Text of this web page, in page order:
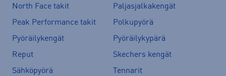
North Face takit
Paljasjalkakengät
Peak Performance takit
Polkupyörä
Pyöräilykengät
Pyöräilykypärä
Reput
Skechers kengät
Sähköpyörä
Tennarit